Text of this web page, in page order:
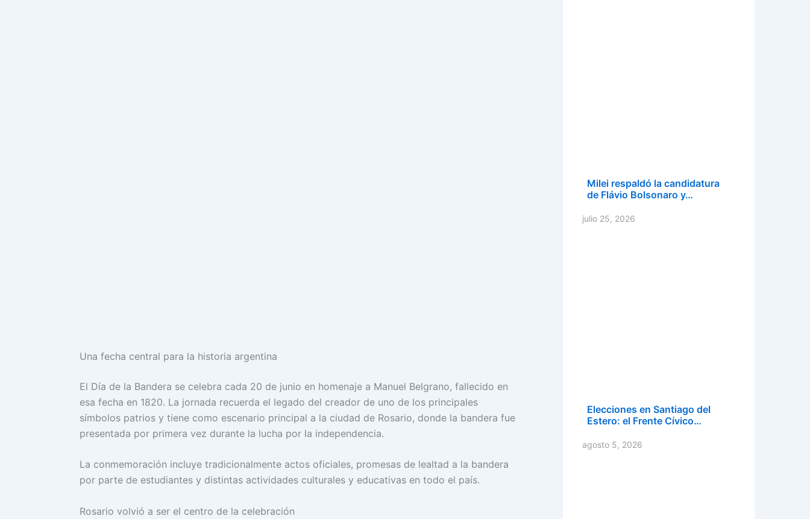
Una fecha central para la historia argentina
El Día de la Bandera se celebra cada 20 de junio en homenaje a Manuel Belgrano, fallecido en
esa fecha en 1820. La jornada recuerda el legado del creador de uno de los principales
símbolos patrios y tiene como escenario principal a la ciudad de Rosario, donde la bandera fue
presentada por primera vez durante la lucha por la independencia.
La conmemoración incluye tradicionalmente actos oficiales, promesas de lealtad a la bandera
por parte de estudiantes y distintas actividades culturales y educativas en todo el país.
Rosario volvió a ser el centro de la celebración
Milei respaldó la candidatura
de Flávio Bolsonaro y…
julio 25, 2026
Elecciones en Santiago del
Estero: el Frente Cívico…
agosto 5, 2026